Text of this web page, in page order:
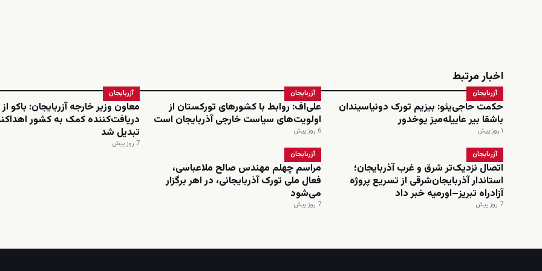
اخبار مرتبط
آزربایجان
حکمت حاجی‌یئو: بیزیم تورک دونیاسیندان
باشقا بیر عاییله‌میز یوخدور
۱ روز پیش
آزربایجان
علی‌اف: روابط با کشورهای تورکستان از
اولویت‌های سیاست خارجی آذربایجان است
6 روز پیش
آزربایجان
معاون وزیر خارجه آزربایجان: باکو از
دریافت‌کننده کمک به کشور
تبدیل شد
7 روز پیش
آزربایجان
اتصال نزدیک‌تر شرق و غرب آذربایجان؛
استاندار آذربایجان‌شرقی از تسریع پروژه
آزادراه تبریز–اورمیه خبر داد
7 روز پیش
آزربایجان
مراسم چهلم مهندس صالح ملاعباسی،
فعال ملی تورک آذربایجانی، در اهر برگزار
می‌شود
7 روز پیش